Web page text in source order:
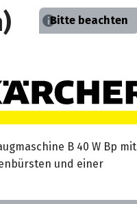
Bitte beachten
B 40 W Bp mit
und einer